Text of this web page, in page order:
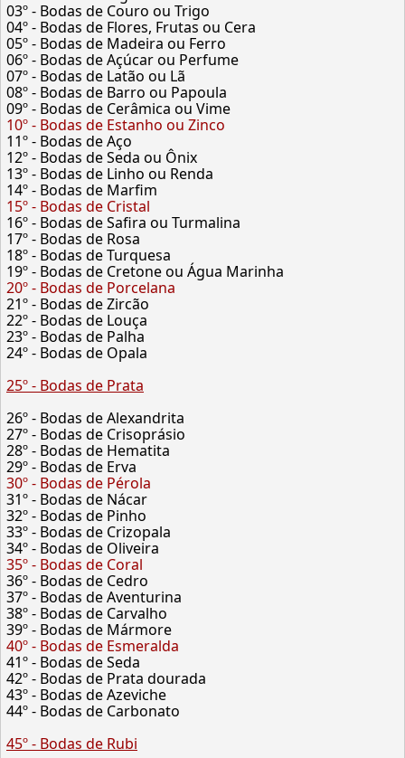
03º - Bodas de Couro ou Trigo
04º - Bodas de Flores, Frutas ou Cera
05º - Bodas de Madeira ou Ferro
06º - Bodas de Açúcar ou Perfume
07º - Bodas de Latão ou Lã
08º - Bodas de Barro ou Papoula
09º - Bodas de Cerâmica ou Vime
10º - Bodas de Estanho ou Zinco
11º - Bodas de Aço
12º - Bodas de Seda ou Ônix
13º - Bodas de Linho ou Renda
14º - Bodas de Marfim
15º - Bodas de Cristal
16º - Bodas de Safira ou Turmalina
17º - Bodas de Rosa
18º - Bodas de Turquesa
19º - Bodas de Cretone ou Água Marinha
20º - Bodas de Porcelana
21º - Bodas de Zircão
22º - Bodas de Louça
23º - Bodas de Palha
24º - Bodas de Opala
25º - Bodas de Prata
26º - Bodas de Alexandrita
27º - Bodas de Crisoprásio
28º - Bodas de Hematita
29º - Bodas de Erva
30º - Bodas de Pérola
31º - Bodas de Nácar
32º - Bodas de Pinho
33º - Bodas de Crizopala
34º - Bodas de Oliveira
35º - Bodas de Coral
36º - Bodas de Cedro
37º - Bodas de Aventurina
38º - Bodas de Carvalho
39º - Bodas de Mármore
40º - Bodas de Esmeralda
41º - Bodas de Seda
42º - Bodas de Prata dourada
43º - Bodas de Azeviche
44º - Bodas de Carbonato
45º - Bodas de Rubi